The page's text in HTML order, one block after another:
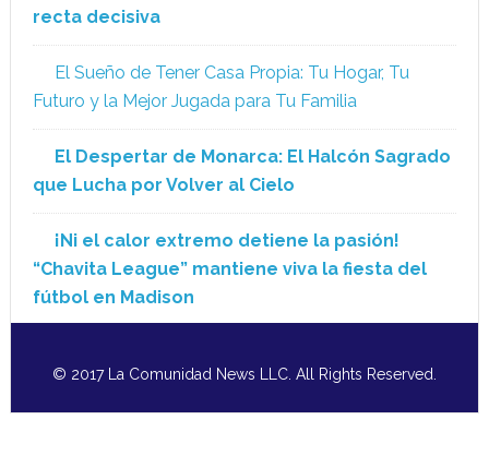
recta decisiva
El Sueño de Tener Casa Propia: Tu Hogar, Tu
Futuro y la Mejor Jugada para Tu Familia
El Despertar de Monarca: El Halcón Sagrado
que Lucha por Volver al Cielo
¡Ni el calor extremo detiene la pasión!
“Chavita League” mantiene viva la fiesta del
fútbol en Madison
© 2017 La Comunidad News LLC. All Rights Reserved.